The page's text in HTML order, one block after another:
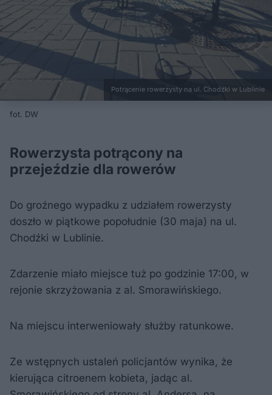
Potrącenie rowerzysty na ul. Chodźki w Lublinie
fot. DW
Rowerzysta potrącony na
przejeździe dla rowerów
Do groźnego wypadku z udziałem rowerzysty
doszło w piątkowe popołudnie (30 maja) na ul.
Chodźki w Lublinie.
Zdarzenie miało miejsce tuż po godzinie 17:00, w
rejonie skrzyżowania z al. Smorawińskiego.
Na miejscu interweniowały służby ratunkowe.
Ze wstępnych ustaleń policjantów wynika, że
kierująca citroenem kobieta, jadąc al.